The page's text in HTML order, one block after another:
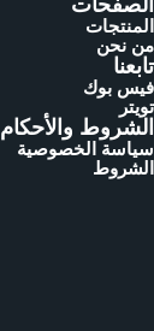
المنتجات
من نحن
تابعنا
فيس بوك
تويتر
الشروط والأحكام
سياسة الخصوصية
الشروط